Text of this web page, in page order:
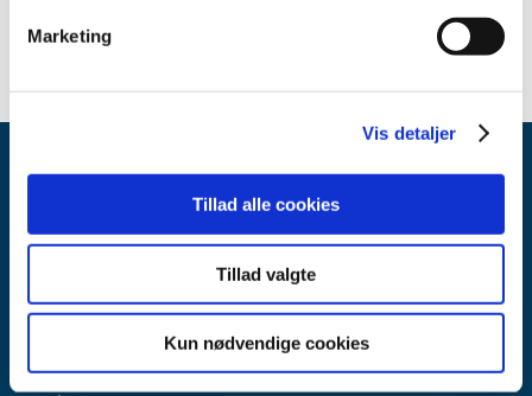
Marketing
Vis detaljer
Tillad alle cookies
Tillad valgte
Kun nødvendige cookies
Lægemiddelstyrelsen
Axel Heides Gade 1
2300 København S